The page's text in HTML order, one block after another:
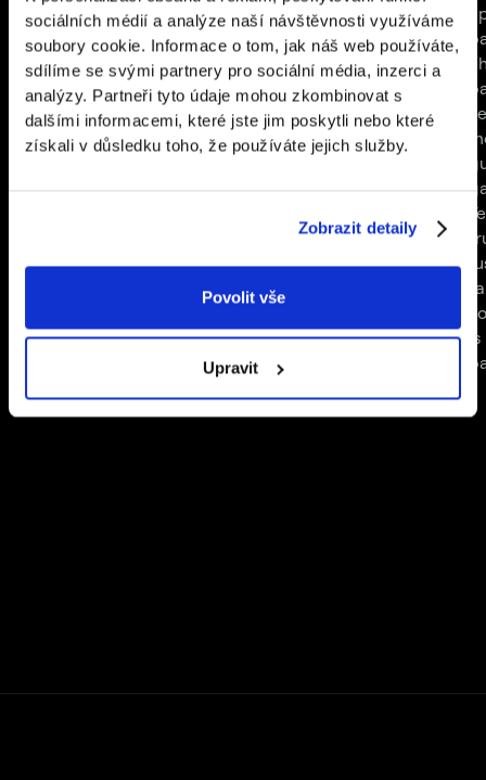
sociálních médií a analýze naší návštěvnosti využíváme
soubory cookie. Informace o tom, jak náš web používáte,
sdílíme se svými partnery pro sociální média, inzerci a
analýzy. Partneři tyto údaje mohou zkombinovat s
dalšími informacemi, které jste jim poskytli nebo které
získali v důsledku toho, že používáte jejich služby.
Zobrazit detaily
Povolit vše
Upravit
program, special offers, and
competitions all in one place.
craftsmanship. We
developed an app
that turned it into the
smartest photo booth
on the market.